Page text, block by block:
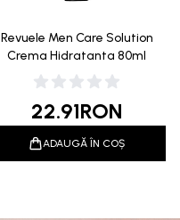
Revuele Men Care Solution
Crema Hidratanta 80ml
22.91RON
ADAUGĂ ÎN COȘ